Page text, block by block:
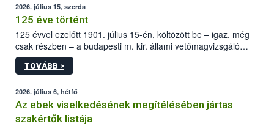
2026. július 15, szerda
125 éve történt
125 évvel ezelőtt 1901. július 15-én, költözött be – igaz, még
csak részben – a budapesti m. kir. állami vetőmagvizsgáló
állomás a Kis Rókus utca 15. szám alatti, Czigler Győző által
tervezett új épületébe.
TOVÁBB >
2026. július 6, hétfő
Az ebek viselkedésének megítélésében jártas
szakértők listája